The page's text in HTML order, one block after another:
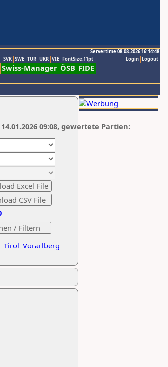
Servertime 08.08.2026 16:14:48
Logout
Login
SVK SWE TUR UKR VIE FontSize:11pt
Swiss-Manager ÖSB FIDE
Tirol Vorarlberg
09:08, gewertete Partien: